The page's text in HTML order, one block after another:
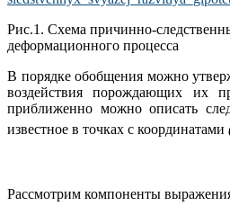
Рис.1. Схема причинно-
деформационного процесса
В порядке обобщения можно
воздействия порождающих их
приближенно можно описать
известное в точках с координатами
Рассмотрим компоненты